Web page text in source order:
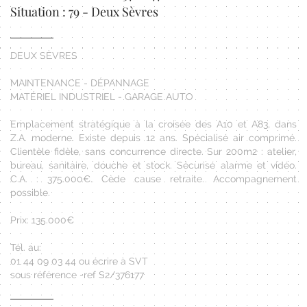
Situation : 79 - Deux Sèvres
DEUX SÈVRES
MAINTENANCE - DÉPANNAGE
MATÉRIEL INDUSTRIEL - GARAGE AUTO
Emplacement stratégique à la croisée des A10 et A83, dans
Z.A. moderne. Existe depuis 12 ans. Spécialisé air comprimé.
Clientèle fidèle, sans concurrence directe. Sur 200m2 : atelier,
bureau, sanitaire, douche et stock. Sécurisé alarme et vidéo.
C.A. : 375.000€. Cède cause retraite. Accompagnement
possible.
Prix: 135.000€
Tél. au:
01 44 09 03 44 ou écrire à SVT
sous référence -ref S2/376177